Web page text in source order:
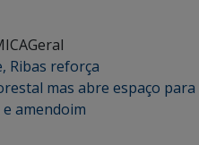
Geral
Ribas reforça
mas abre espaço para
amendoim